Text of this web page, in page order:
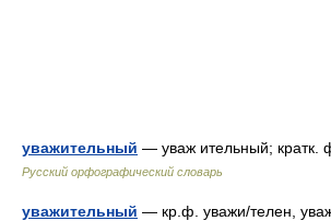
уважительный — уваж ительный;
Русский орфографический словарь
уважительный — кр.ф. уважи/телен,